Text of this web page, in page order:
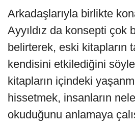
Arkadaşlarıyla birlikte
Ayyıldız da konsepti çok
belirterek, eski kitapların
kendisini etkilediğini
kitapların içindeki
hissetmek, insanların
okuduğunu anlamaya